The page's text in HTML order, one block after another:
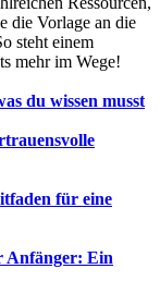
die Vorlage an die
steht einem
mehr im Wege!
du wissen musst
für eine
Anfänger: Ein